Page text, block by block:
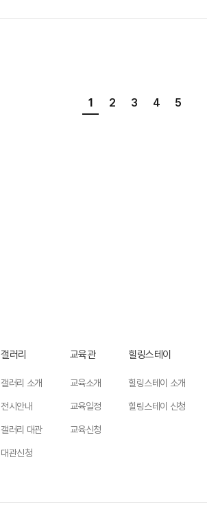
1 2 3 4 5
갤러리
갤러리 소개
전시안내
갤러리 대관
대관신청
교육관
교육소개
교육일정
교육신청
힐링스테이
힐링스테이 소개
힐링스테이 신청